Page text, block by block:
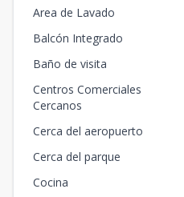
Area de Lavado
Balcón Integrado
Baño de visita
Centros Comerciales
Cercanos
Cerca del aeropuerto
Cerca del parque
Cocina